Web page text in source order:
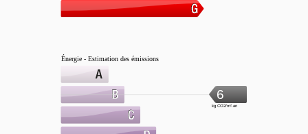
Énergie - Estimation des émissions
6
kg CO2/m².an